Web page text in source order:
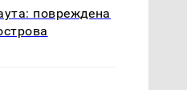
повреждена